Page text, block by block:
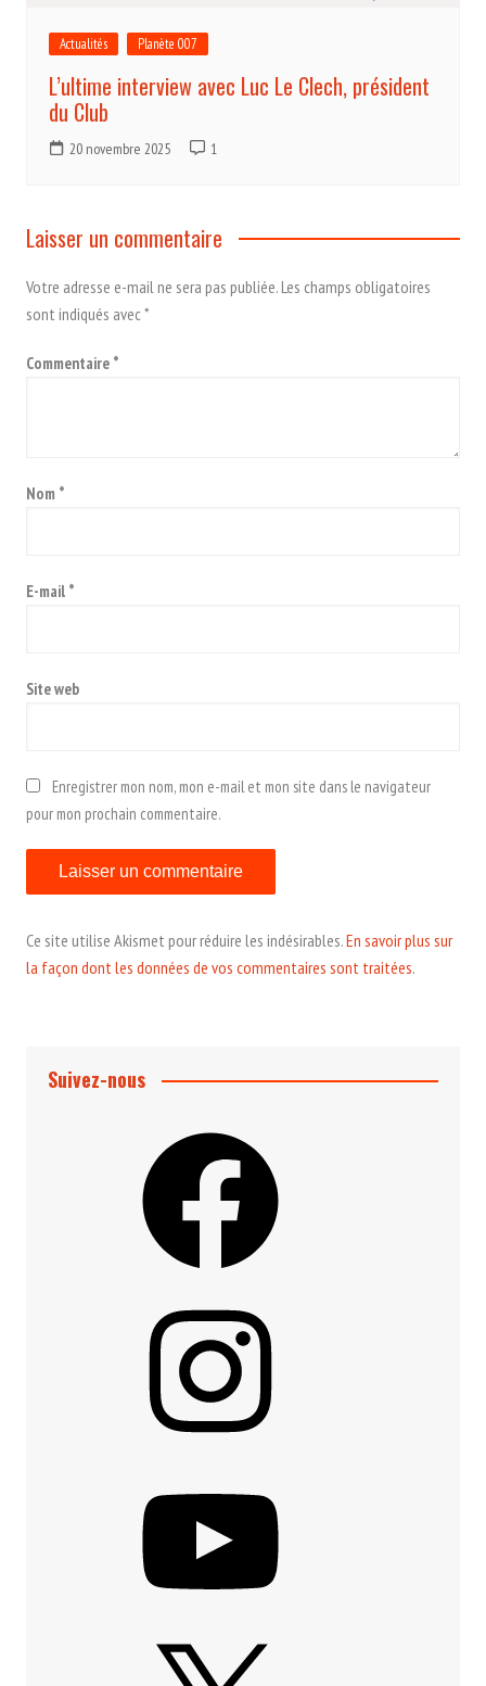
Actualités Planète 007
L’ultime interview avec Luc Le Clech, président
du Club
20 novembre 2025 1
Laisser un commentaire
Votre adresse e-mail ne sera pas publiée.Les champs obligatoires
sont indiqués avec*
Commentaire *
Nom *
E-mail *
Site web
Enregistrer mon nom, mon e-mail et mon site dans le navigateur
pour mon prochain commentaire.
Ce site utilise Akismet pour réduire les indésirables.En savoir plus sur
la façon dont les données de vos commentaires sont traitées.
Suivez-nous